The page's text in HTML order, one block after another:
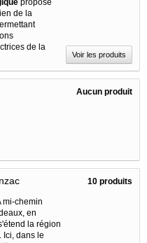
propose
de la
de la
Voir les produits
Aucun produit
mi-chemin
en
la région
Ici, dans le
10 produits